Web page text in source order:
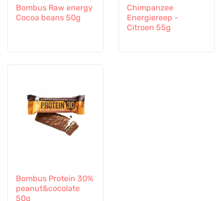
Bombus Raw energy
Cocoa beans 50g
Chimpanzee
Energiereep -
Citroen 55g
Bombus Protein 30%
peanut&cocolate
50g